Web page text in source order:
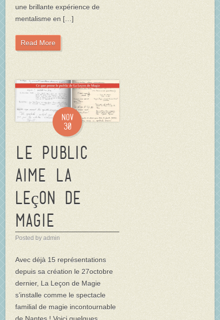
une brillante expérience de
mentalisme en […]
Read More
Nov
30
Le public
aime La
leçon de
Magie
Posted by admin
Avec déjà 15 représentations
depuis sa création le 27octobre
dernier, La Leçon de Magie
s’installe comme le spectacle
familial de magie incontournable
de Nantes ! Voici quelques